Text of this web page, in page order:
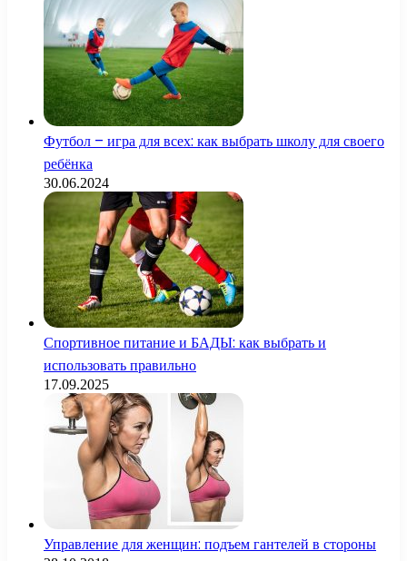
Футбол – игра для всех: как выбрать школу для своего
ребёнка
30.06.2024
Спортивное питание и БАДЫ: как выбрать и
использовать правильно
17.09.2025
Управление для женщин: подъем гантелей в стороны